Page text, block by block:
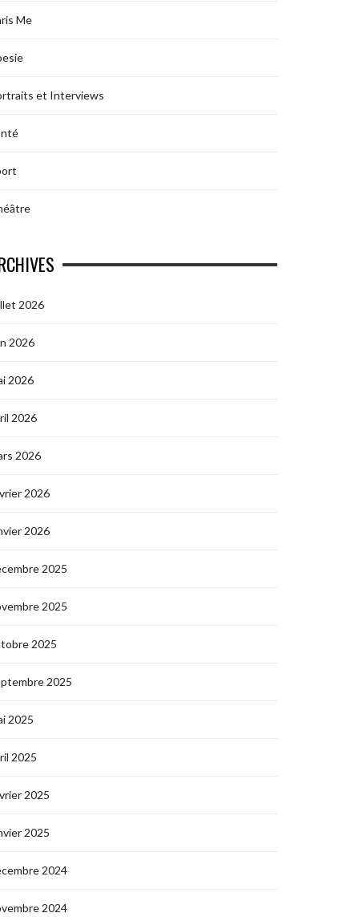
Me
et Interviews
2026
2026
2026
2026
2026
2026
2026
2025
2025
2025
2025
2025
2025
2025
2025
2024
2024